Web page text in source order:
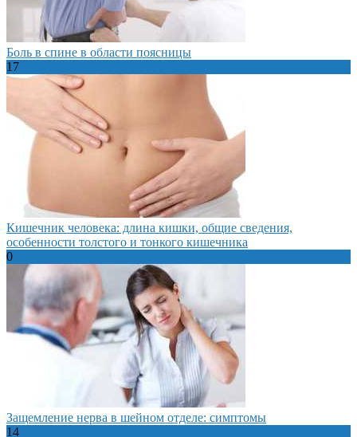
Боль в спине в области поясницы
17
Кишечник человека: длина кишки, общие сведения,
особенности толстого и тонкого кишечника
0
Защемление нерва в шейном отделе: симптомы
14